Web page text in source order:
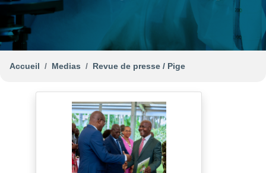
Accueil Medias Revue de presse / Pige